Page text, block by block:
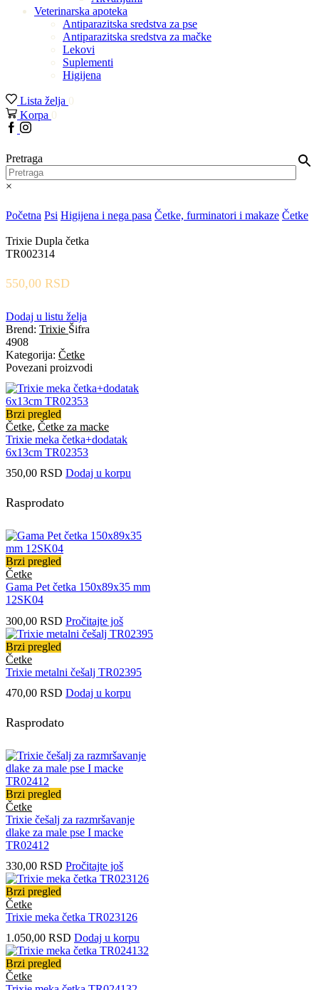
Veterinarska apoteka
Antiparazitska sredstva za pse
Antiparazitska sredstva za mačke
Lekovi
Suplementi
Higijena
Lista želja 0
Korpa 0
Facebook
Instagram
Pretraga
×
Početna Psi Higijena i nega pasa Četke, furminatori i makaze Četke
Trixie Dupla četka
TR002314
550,00 RSD
Dodaj u listu želja
Brend: Trixie Šifra
4908
Kategorija: Četke
Povezani proizvodi
Brzi pregled
Četke, Četke za macke
Trixie meka četka+dodatak
6x13cm TR02353
350,00 RSD Dodaj u korpu
Rasprodato
Brzi pregled
Četke
Gama Pet četka 150x89x35 mm
12SK04
300,00 RSD Pročitajte još
Brzi pregled
Četke
Trixie metalni češalj TR02395
470,00 RSD Dodaj u korpu
Rasprodato
Brzi pregled
Četke
Trixie češalj za razmršavanje
dlake za male pse I macke
TR02412
330,00 RSD Pročitajte još
Brzi pregled
Četke
Trixie meka četka TR023126
1.050,00 RSD Dodaj u korpu
Brzi pregled
Četke